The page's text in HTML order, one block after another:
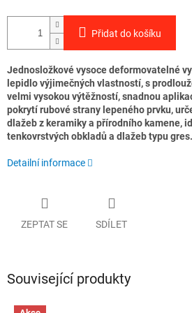
Přidat do košíku
Jednosložkové vysoce deformovatelné
lepidlo výjimečných vlastností, s
velmi vysokou výtěžností, snadnou
pokrytí rubové strany lepeného prvku,
dlažeb z keramiky a přírodního kamene,
tenkovrstvých obkladů a dlažeb typu gres.
Detailní informace
ZEPTAT SE SDÍLET
Související produkty